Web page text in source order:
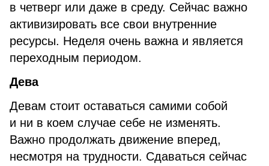
в четверг или даже в среду. Сейчас важно
активизировать все свои внутренние
ресурсы. Неделя очень важна и является
переходным периодом.
Дева
Девам стоит оставаться самими собой
и ни в коем случае себе не изменять.
Важно продолжать движение вперед,
несмотря на трудности. Сдаваться сейчас